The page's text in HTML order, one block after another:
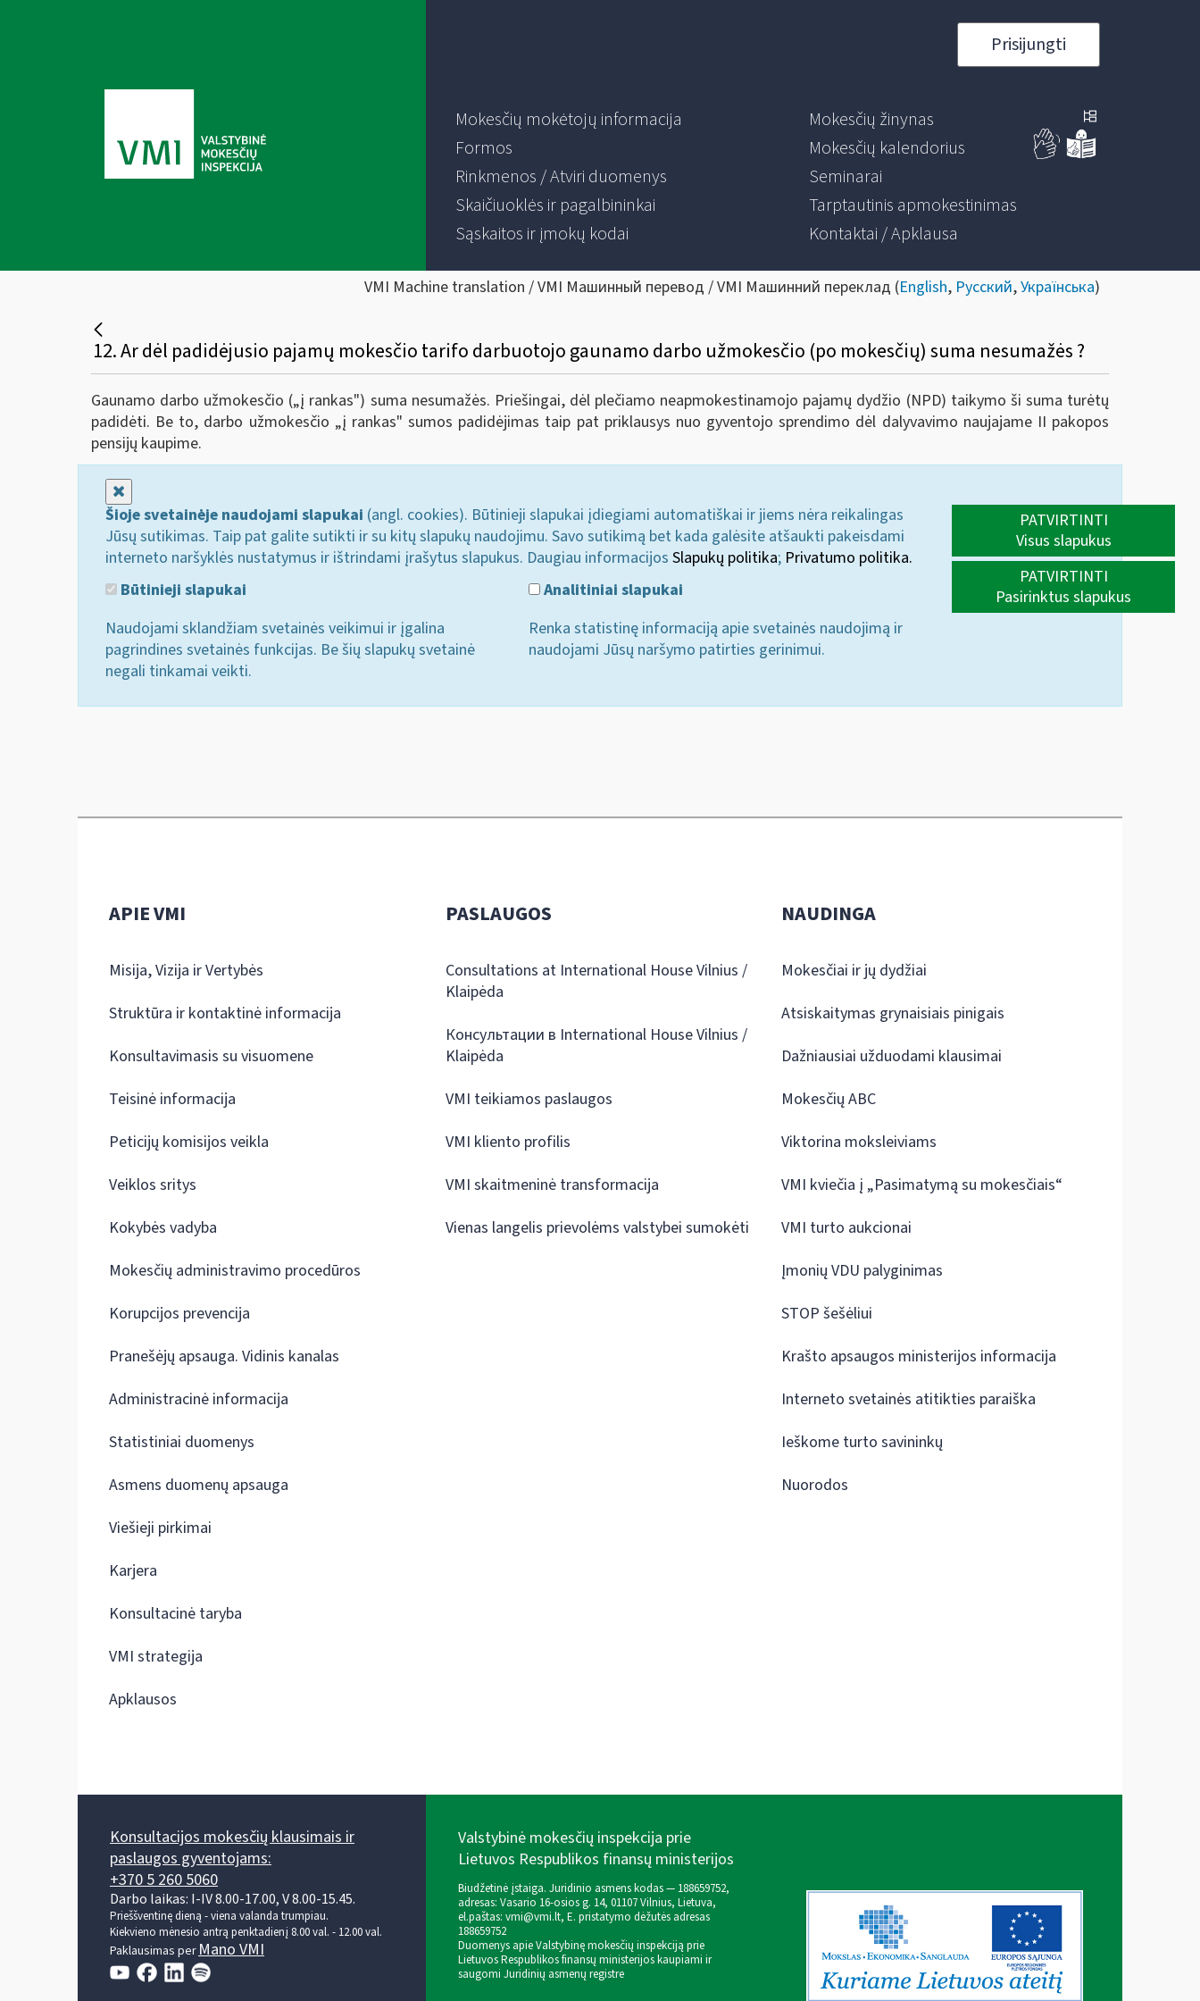
Prisijungti
Mokesčių mokėtojų informacija
Formos
Rinkmenos / Atviri duomenys
Skaičiuoklės ir pagalbininkai
Sąskaitos ir įmokų kodai
Mokesčių žinynas
Mokesčių kalendorius
Seminarai
Tarptautinis apmokestinimas
Kontaktai / Apklausa
VMI Machine translation / VMI Машинный перевод / VMI Машинний переклад (English, Русский,Українська)
12. Ar dėl padidėjusio pajamų mokesčio tarifo darbuotojo gaunamo darbo užmokesčio (po mokesčių) suma nesumažės ?
Gaunamo darbo užmokesčio („į rankas") suma nesumažės. Priešingai, dėl plečiamo neapmokestinamojo pajamų dydžio (NPD) taikymo ši suma turėtų
padidėti. Be to, darbo užmokesčio „į rankas" sumos padidėjimas taip pat priklausys nuo gyventojo sprendimo dėl dalyvavimo naujajame II pakopos
pensijų kaupime.
Šioje svetainėje naudojami slapukai (angl. cookies). Būtinieji slapukai įdiegiami automatiškai ir jiems nėra reikalingas
Jūsų sutikimas. Taip pat galite sutikti ir su kitų slapukų naudojimu. Savo sutikimą bet kada galėsite atšaukti pakeisdami
interneto naršyklės nustatymus ir ištrindami įrašytus slapukus. Daugiau informacijos Slapukų politika; Privatumo politika.
Būtinieji slapukai
Naudojami sklandžiam svetainės veikimui ir įgalina
pagrindines svetainės funkcijas. Be šių slapukų svetainė
negali tinkamai veikti.
Analitiniai slapukai
Renka statistinę informaciją apie svetainės naudojimą ir
naudojami Jūsų naršymo patirties gerinimui.
PATVIRTINTI
Visus slapukus
PATVIRTINTI
Pasirinktus slapukus
APIE VMI
Misija, Vizija ir Vertybės
Struktūra ir kontaktinė informacija
Konsultavimasis su visuomene
Teisinė informacija
Peticijų komisijos veikla
Veiklos sritys
Kokybės vadyba
Mokesčių administravimo procedūros
Korupcijos prevencija
Pranešėjų apsauga. Vidinis kanalas
Administracinė informacija
Statistiniai duomenys
Asmens duomenų apsauga
Viešieji pirkimai
Karjera
Konsultacinė taryba
VMI strategija
Apklausos
PASLAUGOS
Consultations at International House Vilnius /
Klaipėda
Консультации в International House Vilnius /
Klaipėda
VMI teikiamos paslaugos
VMI kliento profilis
VMI skaitmeninė transformacija
Vienas langelis prievolėms valstybei sumokėti
NAUDINGA
Mokesčiai ir jų dydžiai
Atsiskaitymas grynaisiais pinigais
Dažniausiai užduodami klausimai
Mokesčių ABC
Viktorina moksleiviams
VMI kviečia į „Pasimatymą su mokesčiais“
VMI turto aukcionai
Įmonių VDU palyginimas
STOP šešėliui
Krašto apsaugos ministerijos informacija
Interneto svetainės atitikties paraiška
Ieškome turto savininkų
Nuorodos
Konsultacijos mokesčių klausimais ir
paslaugos gyventojams:
+370 5 260 5060
Darbo laikas: I-IV 8.00-17.00, V 8.00-15.45.
Prieššventinę dieną - viena valanda trumpiau.
Kiekvieno mėnesio antrą penktadienį 8.00 val. - 12.00 val.
Paklausimas perMano VMI
Valstybinė mokesčių inspekcija prie
Lietuvos Respublikos finansų ministerijos
Biudžetinė įstaiga. Juridinio asmens kodas — 188659752,
adresas: Vasario 16-osios g. 14, 01107 Vilnius, Lietuva,
el.paštas: vmi@vmi.lt, E. pristatymo dėžutės adresas
188659752
Duomenys apie Valstybinę mokesčių inspekciją prie
Lietuvos Respublikos finansų ministerijos kaupiami ir
saugomi Juridinių asmenų registre